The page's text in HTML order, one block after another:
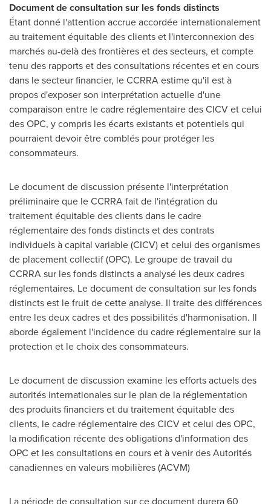
Document de consultation sur les fonds distincts
Étant donné l'attention accrue accordée internationalement
au traitement équitable des clients et l'interconnexion des
marchés au-delà des frontières et des secteurs, et compte
tenu des rapports et des consultations récentes et en cours
dans le secteur financier, le CCRRA estime qu'il est à
propos d'exposer son interprétation actuelle d'une
comparaison entre le cadre réglementaire des CICV et celui
des OPC, y compris les écarts existants et potentiels qui
pourraient devoir être comblés pour protéger les
consommateurs.
Le document de discussion présente l'interprétation
préliminaire que le CCRRA fait de l'intégration du
traitement équitable des clients dans le cadre
réglementaire des fonds distincts et des contrats
individuels à capital variable (CICV) et celui des organismes
de placement collectif (OPC). Le groupe de travail du
CCRRA sur les fonds distincts a analysé les deux cadres
réglementaires. Le document de consultation sur les fonds
distincts est le fruit de cette analyse. Il traite des différences
entre les deux cadres et des possibilités d'harmonisation. Il
aborde également l'incidence du cadre réglementaire sur la
protection et le choix des consommateurs.
Le document de discussion examine les efforts actuels des
autorités internationales sur le plan de la réglementation
des produits financiers et du traitement équitable des
clients, le cadre réglementaire des CICV et celui des OPC,
la modification récente des obligations d'information des
OPC et les consultations en cours et à venir des Autorités
canadiennes en valeurs mobilières (ACVM)